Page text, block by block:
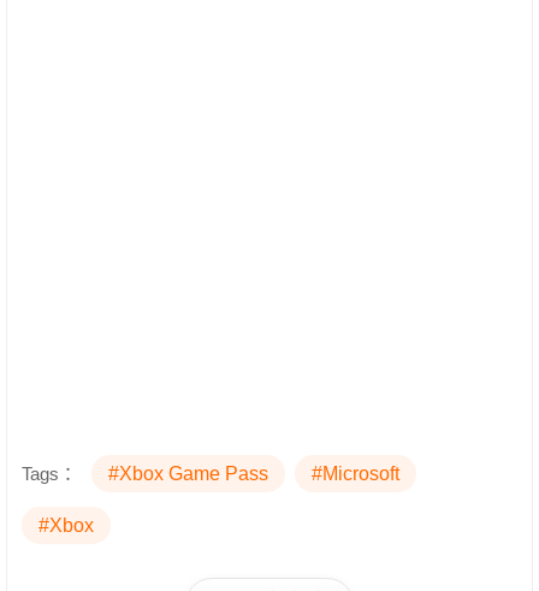
Tags： #Xbox Game Pass #Microsoft
#Xbox